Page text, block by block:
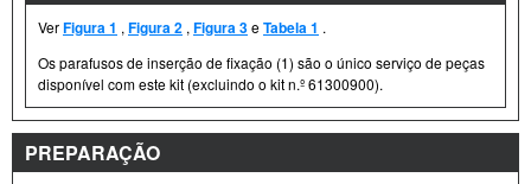
VerFigura 1 , Figura 2 , Figura 3eTabela 1 .
Os parafusos de inserção de fixação (1) são o único serviço de peças
disponível com este kit (excluindo o kit n.º 61300900).
PREPARAÇÃO